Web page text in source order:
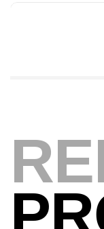
Expanded
Bagagerie,
د.ت420,000
د.ت378,000